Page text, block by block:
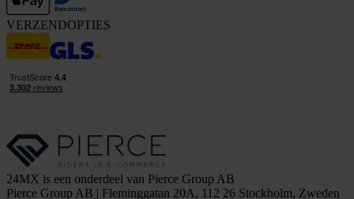
VERZENDOPTIES
24MX is een onderdeel van Pierce Group AB
Pierce Group AB | Fleminggatan 20A, 112 26 Stockholm, Zweden